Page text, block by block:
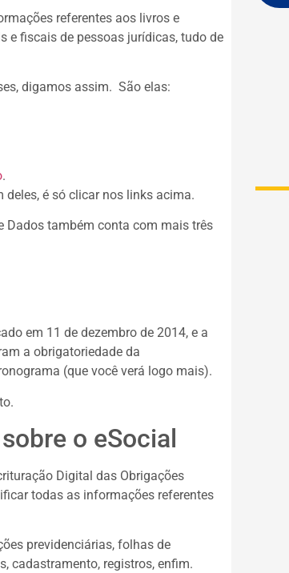
referentes aos livros e
e fiscais de pessoas jurídicas, tudo de
digamos assim. São elas:
.
é só clicar nos links acima.
Dados também conta com mais três
em 11 de dezembro de 2014, e a
a obrigatoriedade da
(que você verá logo mais).
o eSocial
Digital das Obrigações
todas as informações referentes
previdenciárias, folhas de
cadastramento, registros, enfim.